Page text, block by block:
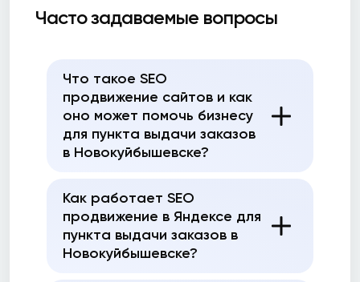
Часто задаваемые вопросы
Что такое SEO
продвижение сайтов и как
оно может помочь бизнесу
для пункта выдачи заказов
в Новокуйбышевске?
Как работает SEO
продвижение в Яндексе для
пункта выдачи заказов в
Новокуйбышевске?